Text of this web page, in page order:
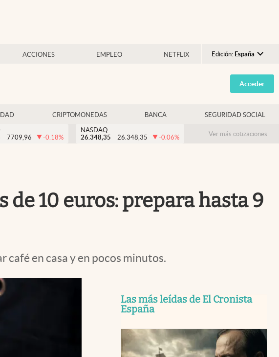
ACCIONES EMPLEO NETFLIX Edición: España
Argentina
España
USA
Colombia
Acceder
CRIPTOMONEDAS BANCA SEGURIDAD SOCIAL
7709,96 -0.18%
NASDAQ
26.348,35
26.348,35 -0.06% Ver más cotizaciones
10 euros: prepara hasta 9
en casa y en pocos minutos.
Las más leídas de El Cronista
España